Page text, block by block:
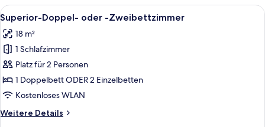
Alle
Fotos
für
Superior-
Doppel-
oder
-
anzeigen
Ein Hotelzimmer mit einem großen
6
Superior-Doppel- oder -Zweibettzimmer
18 m²
1 Schlafzimmer
Platz für 2 Personen
1 Doppelbett ODER 2 Einzelbetten
Kostenloses WLAN
Weitere Details
Weitere